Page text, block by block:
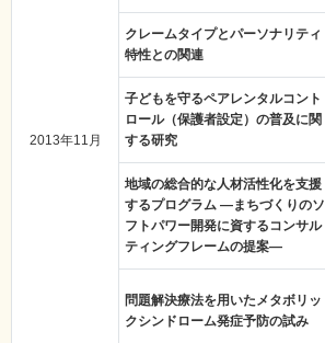
2013年11月
クレームタイプとパーソナリティ
特性との関連
子どもを守るペアレンタルコント
ロール（保護者設定）の普及に関
する研究
地域の総合的な人材活性化を支援
するプログラム ―まちづくりのソ
フトパワー開発に資するコンサル
ティングフレームの提案―
問題解決療法を用いたメタボリッ
クシンドローム発症予防の試み